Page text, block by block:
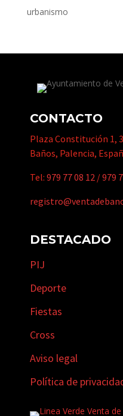
urbanismo
CONTACTO
Plaza Constitución 1,
Baños, Palencia,
Tel: 979 77 08 12 /979
DESTACADO
PIJ
Deporte
Fiestas
Cross
Aviso legal
Política de